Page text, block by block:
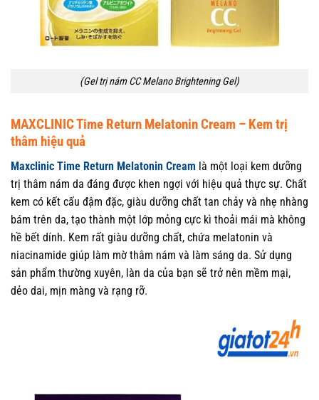
(Gel trị nám CC Melano Brightening Gel)
MAXCLINIC Time Return Melatonin Cream – Kem trị
thâm hiệu quả
Maxclinic Time Return Melatonin Cream là một loại kem dưỡng
trị thâm nám da đáng được khen ngợi với hiệu quả thực sự. Chất
kem có kết cấu đậm đặc, giàu dưỡng chất tan chảy và nhẹ nhàng
bám trên da, tạo thành một lớp mỏng cực kì thoải mái mà không
hề bết dính. Kem rất giàu dưỡng chất, chứa melatonin và
niacinamide giúp làm mờ thâm nám và làm sáng da. Sử dụng
sản phẩm thường xuyên, làn da của bạn sẽ trở nên mềm mại,
dẻo dai, mịn màng và rạng rỡ.